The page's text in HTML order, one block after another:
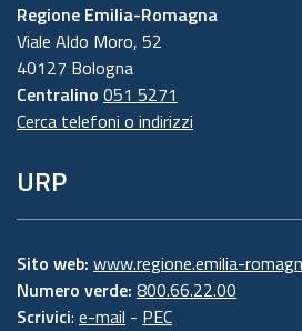
Regione Emilia-Romagna
Viale Aldo Moro, 52
40127 Bologna
Centralino 051 5271
Cerca telefoni o indirizzi
URP
Sito web: www.regione.emilia-
Numero verde: 800.66.22.00
Scrivici: e-mail - PEC